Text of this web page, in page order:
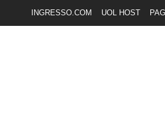
INGRESSO.COM UOL HOST